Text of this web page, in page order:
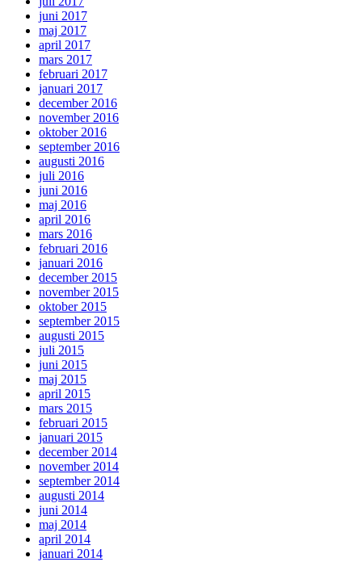
juni 2017
maj 2017
april 2017
mars 2017
februari 2017
januari 2017
december 2016
november 2016
oktober 2016
september 2016
augusti 2016
juli 2016
juni 2016
maj 2016
april 2016
mars 2016
februari 2016
januari 2016
december 2015
november 2015
oktober 2015
september 2015
augusti 2015
juli 2015
juni 2015
maj 2015
april 2015
mars 2015
februari 2015
januari 2015
december 2014
november 2014
september 2014
augusti 2014
juni 2014
maj 2014
april 2014
januari 2014